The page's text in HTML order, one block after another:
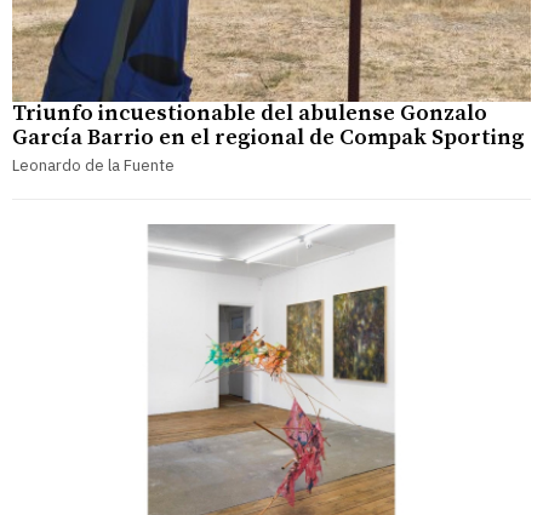
Triunfo incuestionable del abulense Gonzalo
García Barrio en el regional de Compak Sporting
Leonardo de la Fuente